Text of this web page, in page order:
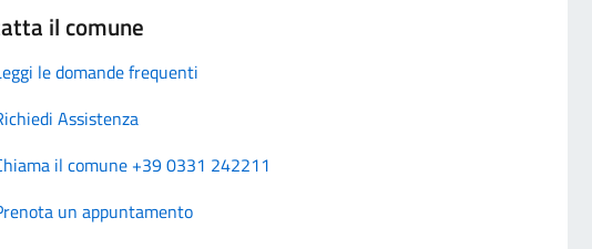
il comune
le domande frequenti
Assistenza
il comune +39 0331 242211
un appuntamento